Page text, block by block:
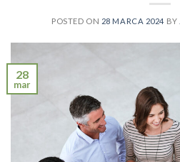
POSTED ON 28 MARCA 2024 BY
28
mar